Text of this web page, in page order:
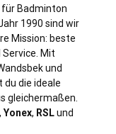
für Badminton
1990 sind wir
Mission: beste
Mit
und
du die ideale
gleichermaßen.
, Yonex, RSLund